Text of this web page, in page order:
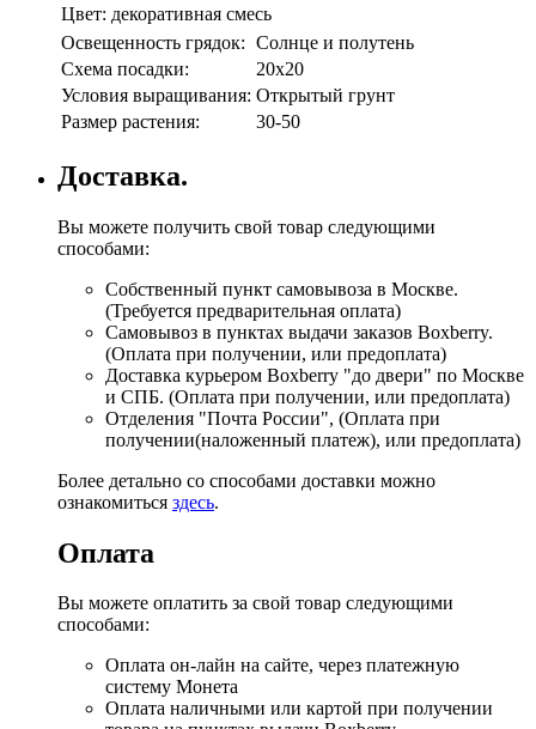
Цвет: декоративная смесь
Освещенность грядок: Солнце и полутень
Схема посадки:
20х20
Условия выращивания: Открытый грунт
Размер растения:
30-50
Доставка.
Вы можете получить свой товар следующими
способами:
Собственный пункт самовывоза в Москве.
(Требуется предварительная оплата)
Самовывоз в пунктах выдачи заказов Boxberry.
(Оплата при получении, или предоплата)
Доставка курьером Boxberry "до двери" по Москве
и СПБ. (Оплата при получении, или предоплата)
Отделения "Почта России", (Оплата при
получении(наложенный платеж), или предоплата)
Более детально со способами доставки можно
ознакомиться здесь.
Оплата
Вы можете оплатить за свой товар следующими
способами:
Оплата он-лайн на сайте, через платежную
систему Монета
Оплата наличными или картой при получении